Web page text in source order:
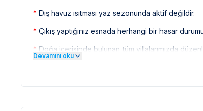
* Dış havuz ısıtması yaz sezonunda aktif değildir.
* Çıkış yaptığınız esnada herhangi bir hasar
* Doğa içerisinde bulunan tüm villalarımızda
sinek vb. bulunma ihtimali bulunmaktadır.
elektrik ve su kesintileri yaşanabilmektedir.
Devamını oku